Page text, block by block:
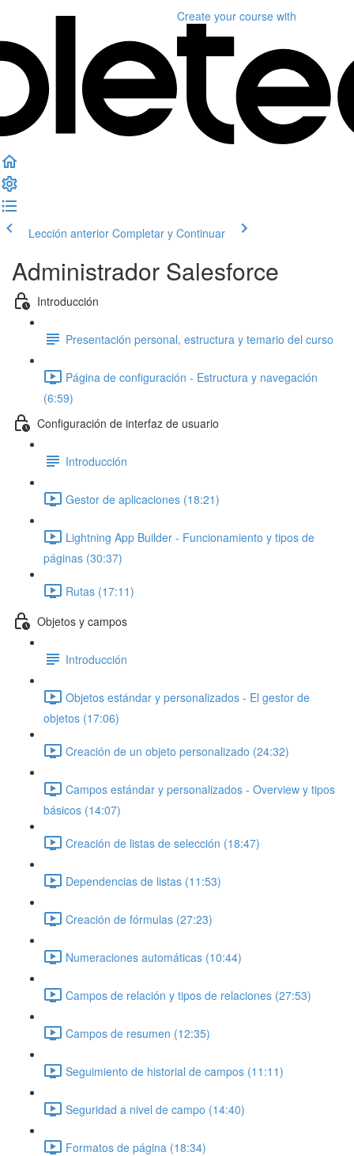
Create your course with
Lección anterior Completar y Continuar
Administrador Salesforce
Introducción
Presentación personal, estructura y temario del curso
Página de configuración - Estructura y navegación
(6:59)
Configuración de interfaz de usuario
Introducción
Gestor de aplicaciones (18:21)
Lightning App Builder - Funcionamiento y tipos de
páginas (30:37)
Rutas (17:11)
Objetos y campos
Introducción
Objetos estándar y personalizados - El gestor de
objetos (17:06)
Creación de un objeto personalizado (24:32)
Campos estándar y personalizados - Overview y tipos
básicos (14:07)
Creación de listas de selección (18:47)
Dependencias de listas (11:53)
Creación de fórmulas (27:23)
Numeraciones automáticas (10:44)
Campos de relación y tipos de relaciones (27:53)
Campos de resumen (12:35)
Seguimiento de historial de campos (11:11)
Seguridad a nivel de campo (14:40)
Formatos de página (18:34)